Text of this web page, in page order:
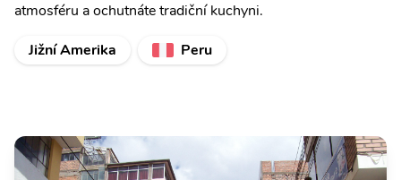
atmosféru a ochutnáte tradiční kuchyni.
Jižní Amerika
Peru